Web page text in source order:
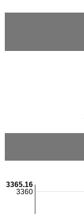
3360
3365.16